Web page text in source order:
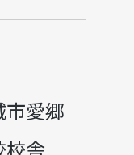
愛郷
舎